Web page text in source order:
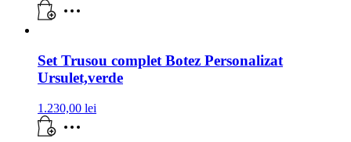
Set Trusou complet Botez Personalizat
Ursulet,verde
1.230,00 lei